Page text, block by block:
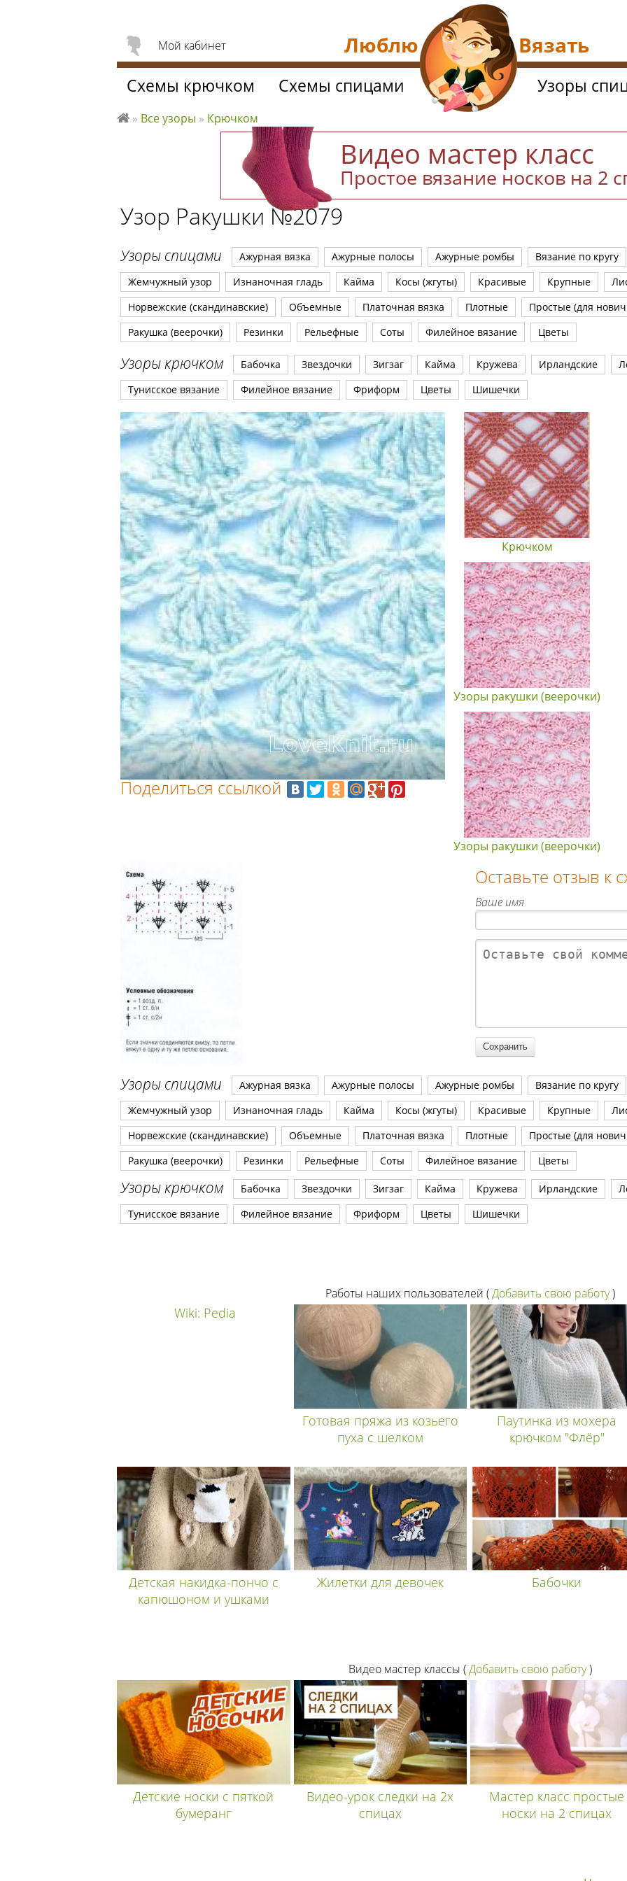
Видео мастер класс
Простое вязание носков на 2
Узор Ракушки №2079
Узоры спицами Ажурная вязка Ажурные полосы Ажурные ромбы Вязание по кругу
Жемчужный узор
Изнаночная гладь Кайма Косы (жгуты) Красивые Крупные
Норвежские (скандинавские)
Объемные Платочная вязка Плотные Простые (для
Ракушка (веерочки)
Резинки Рельефные Соты Филейное вязание Цветы
Узоры крючком Бабочка Звездочки Зигзаг Кайма Кружева Ирландские
Тунисское вязание
Филейное вязание Фриформ Цветы Шишечки
Поделиться ссылкой
Крючком
Узоры ракушки (веерочки)
Узоры ракушки (веерочки)
Оставьте отзыв к
Ваше имя
Узоры спицами Ажурная вязка Ажурные полосы Ажурные ромбы Вязание по кругу
Жемчужный узор
Изнаночная гладь Кайма Косы (жгуты) Красивые Крупные
Норвежские (скандинавские)
Объемные Платочная вязка Плотные Простые (для
Ракушка (веерочки)
Резинки Рельефные Соты Филейное вязание Цветы
Узоры крючком Бабочка Звездочки Зигзаг Кайма Кружева Ирландские
Тунисское вязание
Филейное вязание Фриформ Цветы Шишечки
Мой кабинет
Схемы крючком Схемы спицами Узоры
вя
ть
» Все узоры » Крючком
Люблю Вязать
Работы наших пользователей (Добавить свою работу)
Wiki: Pedia
Готовая пряжа из козьего
пуха с шелком
Паутинка из мохера
крючком "Флёр"
Детская накидка-пончо с
капюшоном и ушками
Жилетки для девочек Бабочки
Видео мастер классы (Добавить свою работу)
Детские носки с пяткой
бумеранг
Видео-урок следки на 2х
спицах
Мастер класс простые
носки на 2 спицах